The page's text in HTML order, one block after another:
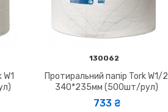
130062
Протиральний папір Tork W1/2
340*235мм (500шт/рул)
733 ₴